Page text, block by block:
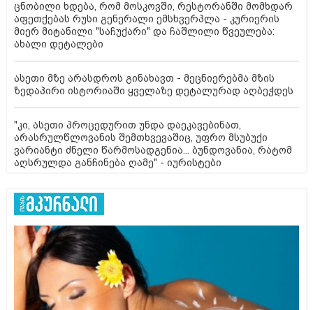
ცნობილი ხდება, რომ მოსკოვში, რესტორანში მომხდარ
აფეთქებას რუსი გენერალი ემსხვერპლა - კურიერის
მიერ მიტანილი "საჩუქარი" და ჩაშლილი წვეულება:
ახალი დეტალები
ასეთი მზე არასდროს გინახავთ - მეცნიერებმა მზის
ზედაპირი ისტორიაში ყველაზე დეტალურად აღბეჭდეს
"კი, ასეთი პროცედურით უნდა დაეკავებინათ,
არასრულწლოვანის შემთხვევაშიც, უფრო მსუბუქი
ვარიანტი ძნელი წარმოსადგენია... ბუნდოვანია, რატომ
აღსრულდა განჩინება ღამე" - იურისტები